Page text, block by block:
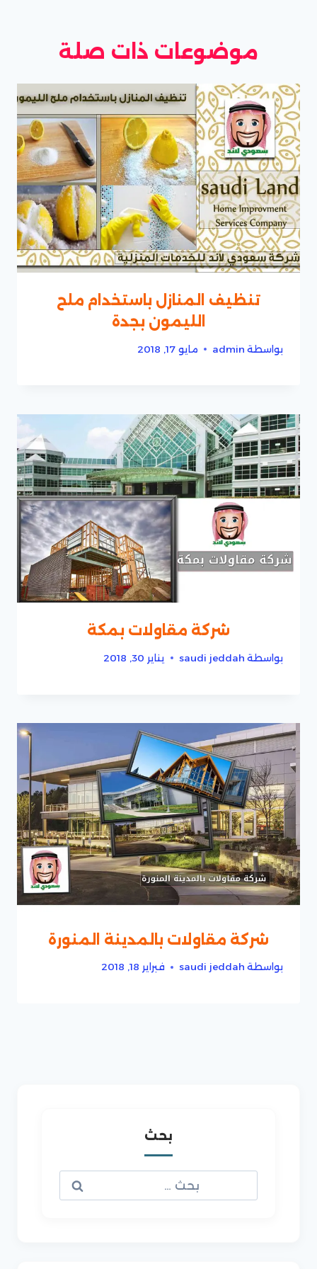
موضوعات ذات صلة
تنظيف المنازل باستخدام ملح
الليمون بجدة
بواسطة admin مايو 17, 2018
شركة مقاولات بمكة
بواسطة saudi jeddah يناير 30, 2018
شركة مقاولات بالمدينة المنورة
بواسطة saudi jeddah فبراير 18, 2018
بحث
عن: